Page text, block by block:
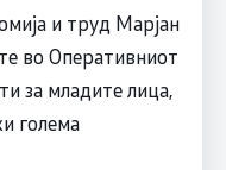
и труд Марјан
во Оперативниот
за младите лица,
голема